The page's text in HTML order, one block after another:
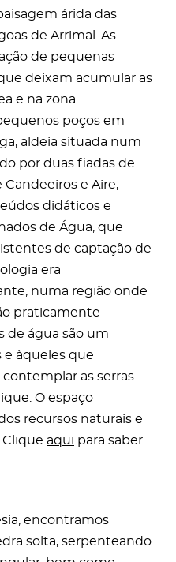
árida das
de Arrimal. As
de pequenas
deixam acumular as
e na zona
poços em
aldeia situada num
por duas fiadas de
e Aire,
didáticos e
de Água, que
de captação de
era
numa região onde
praticamente
de água são um
e àqueles que
as serras
O espaço
recursos naturais e
Clique aqui para saber
encontramos
solta, serpenteando